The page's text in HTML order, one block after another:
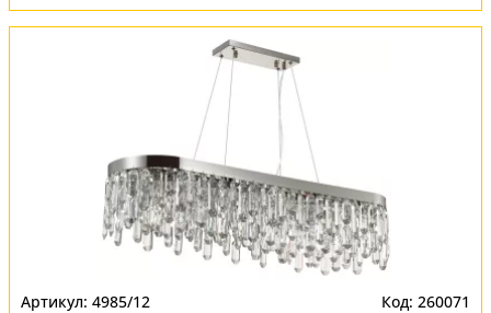
4985/12 260071